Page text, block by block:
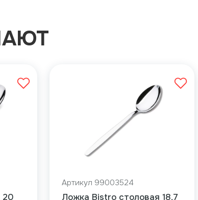
20
Артикул 99003524
Ложка Bistro столовая 18,7